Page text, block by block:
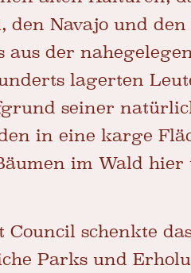
den Navajo und
aus der
lagerten
seiner
in eine karge
im Wald
schenkte
Parks und